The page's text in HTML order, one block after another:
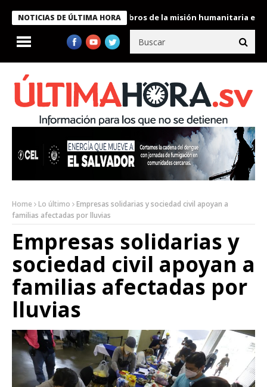
NOTICIAS DE ÚLTIMA HORA
Bukele condecora a miembros de la misión humanitaria enviada
Home Lo último
Empresas solidarias y sociedad civil apoyan a
familias afectadas por lluvias
Empresas solidarias y
sociedad civil apoyan a
familias afectadas por
lluvias